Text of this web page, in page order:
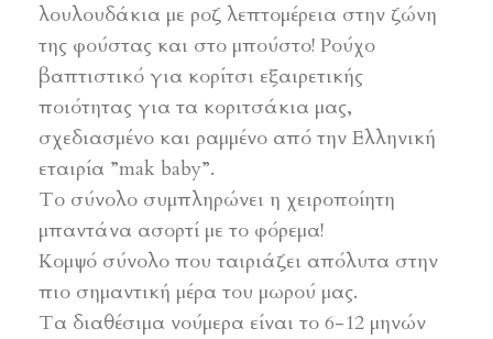
λουλουδάκια με ροζ λεπτομέρεια στην ζώνη
της φούστας και στο μπούστο! Ρούχο
βαπτιστικό για κορίτσι εξαιρετικής
ποιότητας για τα κοριτσάκια μας,
σχεδιασμένο και ραμμένο από την Ελληνική
εταιρία ”mak baby”.
Το σύνολο συμπληρώνει η χειροποίητη
μπαντάνα ασορτί με το φόρεμα!
Κομψό σύνολο που ταιριάζει απόλυτα στην
πιο σημαντική μέρα του μωρού μας.
Τα διαθέσιμα νούμερα είναι το 6-12 μηνών